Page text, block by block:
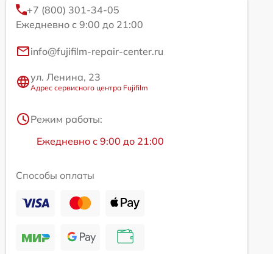
+7 (800) 301-34-05
Ежедневно с 9:00 до 21:00
info@fujifilm-repair-center.ru
ул. Ленина, 23
Адрес сервисного центра Fujifilm
Режим работы:
Ежедневно с 9:00 до 21:00
Способы оплаты